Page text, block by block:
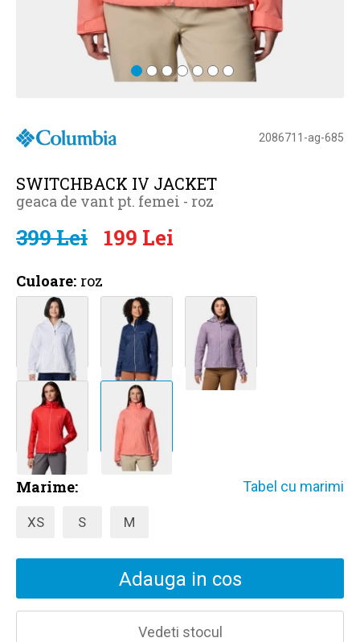
2086711-ag-685
SWITCHBACK IV JACKET
geaca de vant pt. femei - roz
399 Lei 199 Lei
Culoare: roz
Marime: Tabel cu marimi
XS S M
Adauga in cos
Vedeti stocul